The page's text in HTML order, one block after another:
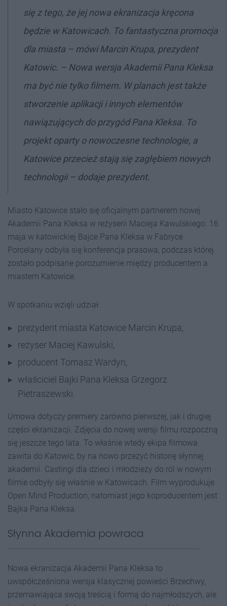
się z tego, że jej nowa ekranizacja kręcona
będzie w Katowicach. To fantastyczna promocja
dla miasta – mówi Marcin Krupa, prezydent
Katowic. – Nowa wersja Akademii Pana Kleksa
ma być nie tylko filmem. W planach jest także
stworzenie aplikacji i innych elementów
nawiązujących do przygód Pana Kleksa. To
projekt oparty o nowoczesne technologie, a
Katowice przecież stają się zagłębiem nowych
technologii – dodaje prezydent.
Miasto Katowice stało się oficjalnym partnerem nowej
Akademii Pana Kleksa w reżyserii Macieja Kawulskiego. 16
maja w katowickiej Bajce Pana Kleksa w Fabryce
Porcelany odbyła się konferencja prasowa, podczas której
zostało podpisane porozumienie między producentem a
miastem Katowice.
W spotkaniu wzięli udział:
prezydent miasta Katowice Marcin Krupa,
reżyser Maciej Kawulski,
producent Tomasz Wardyn,
właściciel Bajki Pana Kleksa Grzegorz
Pietraszewski.
Umowa dotyczy premiery zarówno pierwszej, jak i drugiej
części ekranizacji. Zdjęcia do nowej wersji filmu rozpoczną
się jeszcze tego lata. To właśnie wtedy ekipa filmowa
zawita do Katowic, by na nowo przeżyć historię słynnej
akademii. Castingi dla dzieci i młodzieży do ról w nowym
filmie odbyły się właśnie w Katowicach. Film wyprodukuje
Open Mind Production, natomiast jego koproducentem jest
Bajka Pana Kleksa.
Słynna Akademia powraca
Nowa ekranizacja Akademii Pana Kleksa to
uwspółcześniona wersja klasycznej powieści Brzechwy,
przemawiająca swoją treścią i formą do najmłodszych, ale